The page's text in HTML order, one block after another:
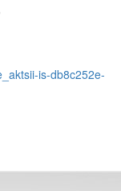
is-db8c252e-